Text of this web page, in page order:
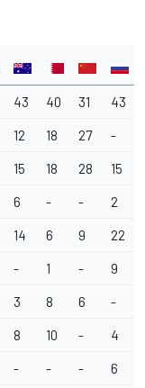
43 40 31 43
12 18 27 -
15 18 28 15
6 - - 2
14 6 9 22
- 1 - 9
3 8 6 -
8 10 - 4
- - - 6